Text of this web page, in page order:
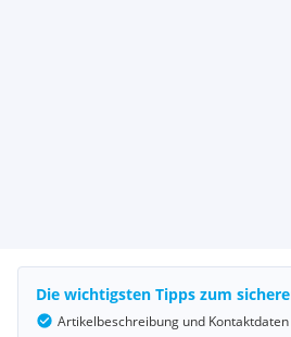
Die wichtigsten Tipps zum
Artikelbeschreibung und